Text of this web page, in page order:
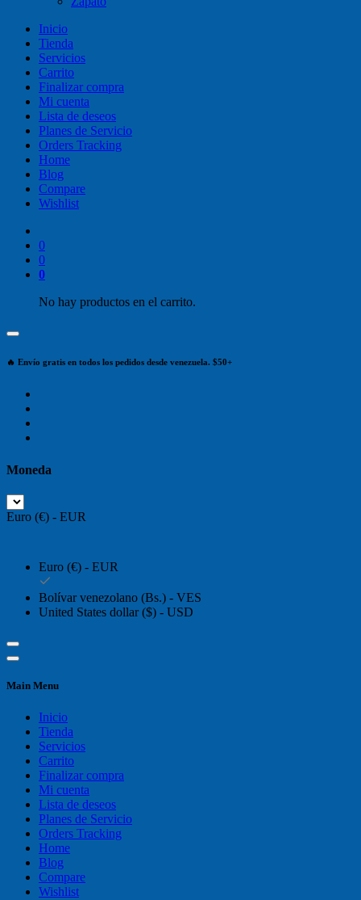
Inicio
Tienda
Servicios
Carrito
Finalizar compra
Mi cuenta
Lista de deseos
Planes de Servicio
Orders Tracking
Home
Blog
Compare
Wishlist
0
0
0
No hay productos en el carrito.
🔥 Envío gratis en todos los pedidos desde venezuela. $50+
Moneda
Euro (€) - EUR
Euro (€) - EUR
Bolívar venezolano (Bs.) - VES
United States dollar ($) - USD
Main Menu
Inicio
Tienda
Servicios
Carrito
Finalizar compra
Mi cuenta
Lista de deseos
Planes de Servicio
Orders Tracking
Home
Blog
Compare
Wishlist